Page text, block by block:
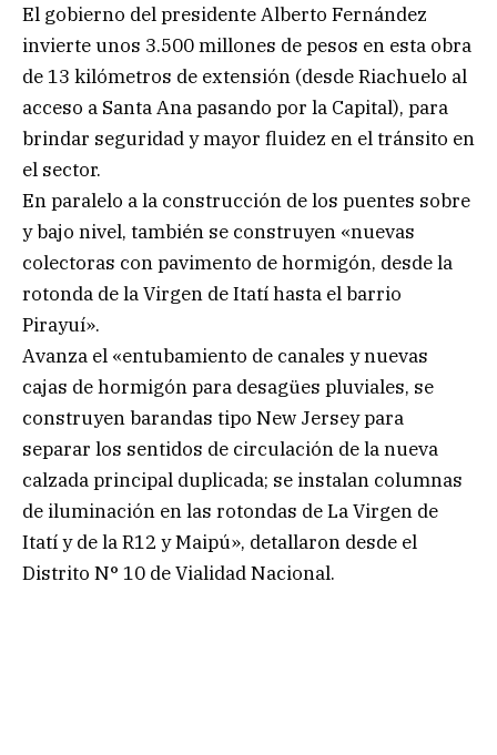
El gobierno del presidente Alberto Fernández
invierte unos 3.500 millones de pesos en esta obra
de 13 kilómetros de extensión (desde Riachuelo al
acceso a Santa Ana pasando por la Capital), para
brindar seguridad y mayor fluidez en el tránsito en
el sector.
En paralelo a la construcción de los puentes sobre
y bajo nivel, también se construyen «nuevas
colectoras con pavimento de hormigón, desde la
rotonda de la Virgen de Itatí hasta el barrio
Pirayuí».
Avanza el «entubamiento de canales y nuevas
cajas de hormigón para desagües pluviales, se
construyen barandas tipo New Jersey para
separar los sentidos de circulación de la nueva
calzada principal duplicada; se instalan columnas
de iluminación en las rotondas de La Virgen de
Itatí y de la R12 y Maipú», detallaron desde el
Distrito N° 10 de Vialidad Nacional.